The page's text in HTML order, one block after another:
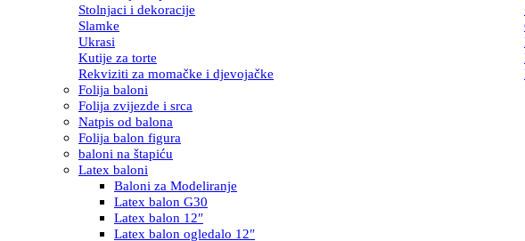
Stolnjaci i dekoracije
Slamke
Ukrasi
Kutije za torte
Rekviziti za momačke i djevojačke
Folija baloni
Folija zvijezde i srca
Natpis od balona
Folija balon figura
baloni na štapiću
Latex baloni
Baloni za Modeliranje
Latex balon G30
Latex balon 12″
Latex balon ogledalo 12″